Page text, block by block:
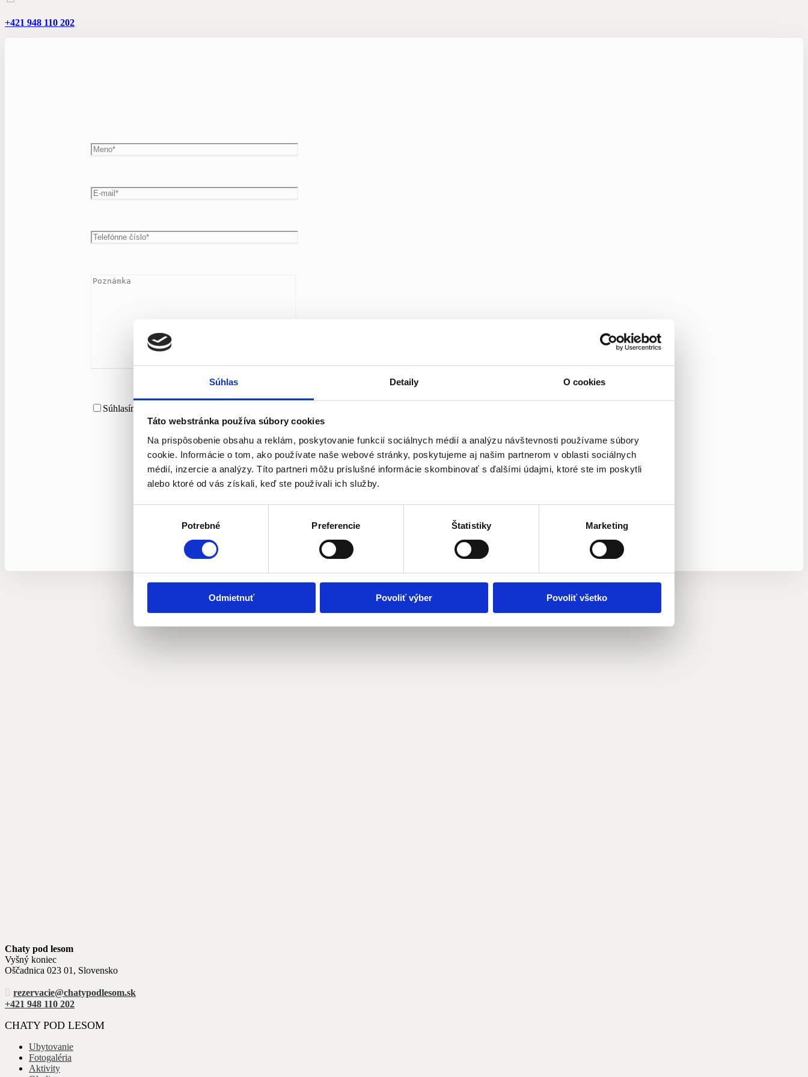
Súhlas Detaily O cookies
Táto webstránka používa súbory cookies
Na prispôsobenie obsahu a reklám, poskytovanie funkcií sociálnych médií a analýzu návštevnosti používame súbory
cookie. Informácie o tom, ako používate naše webové stránky, poskytujeme aj našim partnerom v oblasti sociálnych
médií, inzercie a analýzy. Títo partneri môžu príslušné informácie skombinovať s ďalšími údajmi, ktoré ste im poskytli
alebo ktoré od vás získali, keď ste používali ich služby.
Potrebné Preferencie Štatistiky Marketing
Odmietnuť Povoliť výber Povoliť všetko
+421 948 110 202
Súhlasím so spracovaním osobných údajov.
Chaty pod lesom
Vyšný koniec
Oščadnica 023 01, Slovensko
rezervacie@chatypodlesom.sk
+421 948 110 202
CHATY POD LESOM
Ubytovanie
Fotogaléria
Aktivity